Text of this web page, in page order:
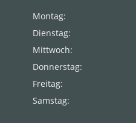
Montag:
Dienstag:
Mittwoch:
Donnerstag:
Freitag:
Samstag: